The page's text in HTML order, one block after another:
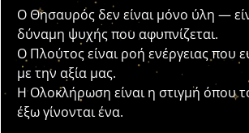
Ο Θησαυρός δεν είναι μόνο ύλη —
δύναμη ψυχής που αφυπνίζεται.
Ο Πλούτος είναι ροή ενέργειας που
με την αξία μας.
Η Ολοκλήρωση είναι η στιγμή όπου
έξω γίνονται ένα.